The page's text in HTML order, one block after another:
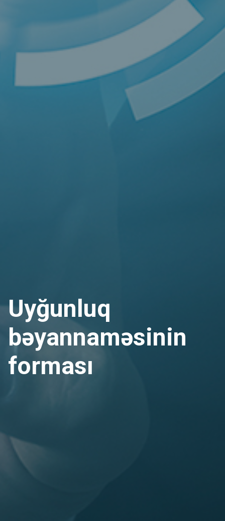
Uyğunluq
bəyannaməsinin
forması